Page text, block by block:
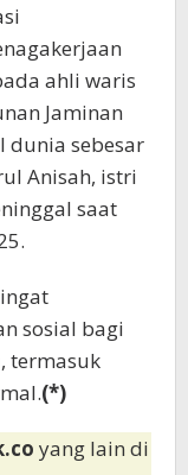
ahli waris
Jaminan
dunia sebesar
Anisah, istri
saat
sosial bagi
termasuk
(*)
yang lain di